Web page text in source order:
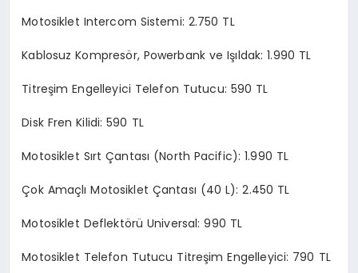
Motosiklet Intercom Sistemi: 2.750 TL
Kablosuz Kompresör, Powerbank ve Işıldak: 1.990 TL
Titreşim Engelleyici Telefon Tutucu: 590 TL
Disk Fren Kilidi: 590 TL
Motosiklet Sırt Çantası (North Pacific): 1.990 TL
Çok Amaçlı Motosiklet Çantası (40 L): 2.450 TL
Motosiklet Deflektörü Universal: 990 TL
Motosiklet Telefon Tutucu Titreşim Engelleyici: 790 TL